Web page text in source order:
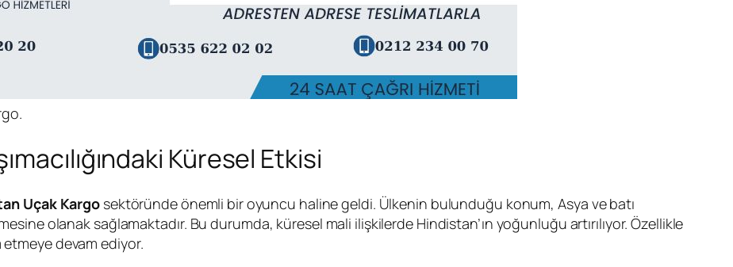
Küresel Etkisi
Uçak Kargo sektöründe önemli bir oyuncu haline geldi. Ülkenin bulunduğu konum, Asya ve batı
olanak sağlamaktadır. Bu durumda, küresel mali ilişkilerde Hindistan’ın yoğunluğu artırılıyor. Özellikle
devam ediyor.